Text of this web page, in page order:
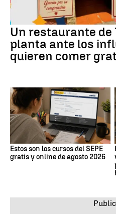
Un restaurante de
planta ante los
quieren comer
Estos son los cursos del SEPE
gratis y online de agosto 2026